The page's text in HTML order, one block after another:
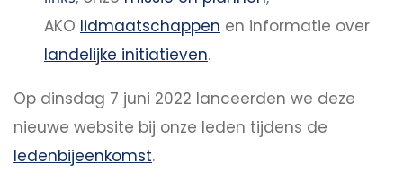
AKO lidmaatschappen en informatie over
landelijke initiatieven.
Op dinsdag 7 juni 2022 lanceerden we deze
nieuwe website bij onze leden tijdens de
ledenbijeenkomst.